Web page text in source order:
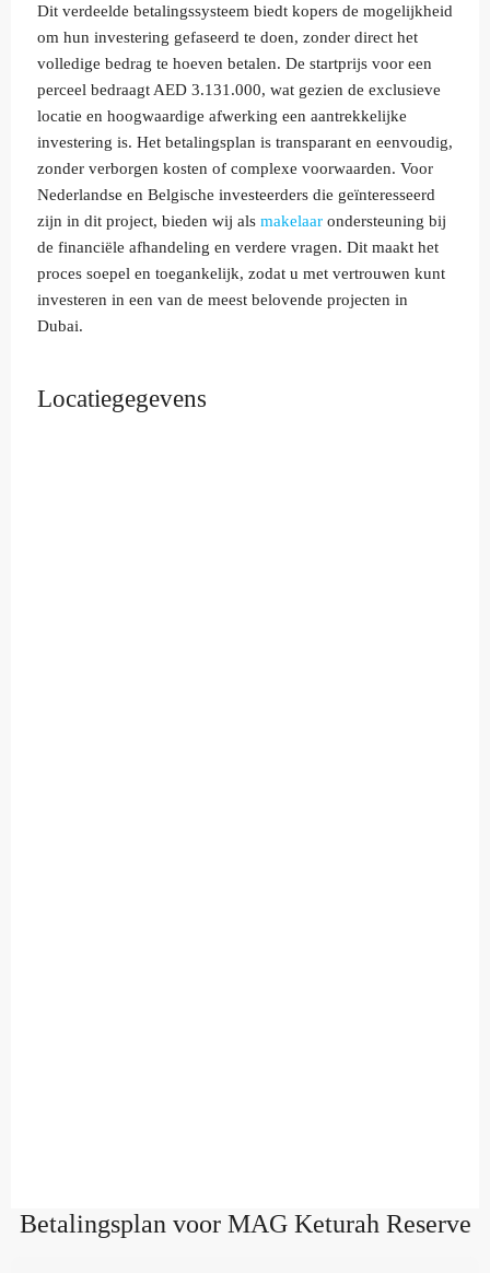
Dit verdeelde betalingssysteem biedt kopers de mogelijkheid
om hun investering gefaseerd te doen, zonder direct het
volledige bedrag te hoeven betalen. De startprijs voor een
perceel bedraagt AED 3.131.000, wat gezien de exclusieve
locatie en hoogwaardige afwerking een aantrekkelijke
investering is. Het betalingsplan is transparant en eenvoudig,
zonder verborgen kosten of complexe voorwaarden. Voor
Nederlandse en Belgische investeerders die geïnteresseerd
zijn in dit project, bieden wij als makelaar ondersteuning bij
de financiële afhandeling en verdere vragen. Dit maakt het
proces soepel en toegankelijk, zodat u met vertrouwen kunt
investeren in een van de meest belovende projecten in
Dubai.
Locatiegegevens
Betalingsplan voor MAG Keturah Reserve